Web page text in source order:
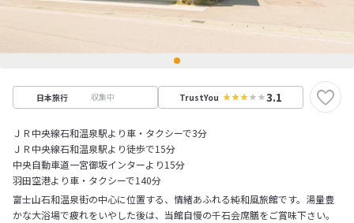
日本旅行 収集中 TrustYou 3.1
ＪＲ中央線石和温泉駅より車・タクシーで3分
ＪＲ中央線石和温泉駅より徒歩で15分
中央自動車道一宮御坂インターより15分
羽田空港より車・タクシーで140分
富士山石和温泉街の中心に位置する、情緒あふれる純和風旅館です。湯量豊
かな大浴場で疲れをいやした後は、当館自慢の千石会席膳をご賞味下さい。